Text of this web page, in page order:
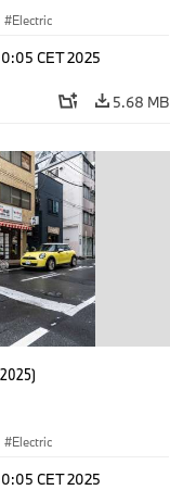
Electric
CET 2025
5.68 MB
Electric
CET 2025